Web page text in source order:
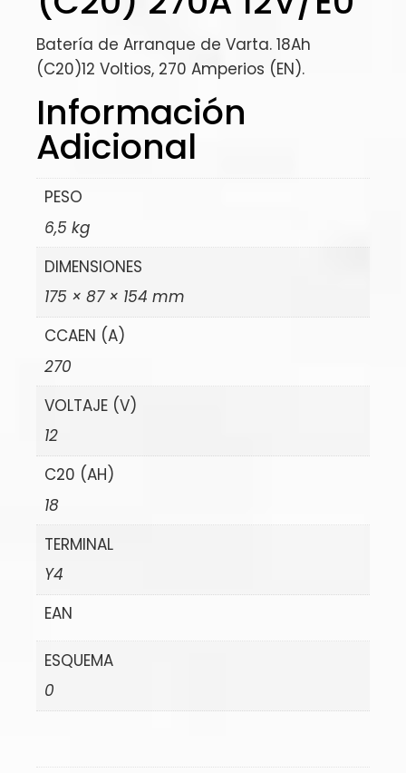
Batería de Arranque de Varta. 18Ah
(C20)12 Voltios, 270 Amperios (EN).
Información
Adicional
PESO
6,5 kg
DIMENSIONES
175 × 87 × 154 mm
CCAEN (A)
270
VOLTAJE (V)
12
C20 (AH)
18
TERMINAL
Y4
EAN
ESQUEMA
0